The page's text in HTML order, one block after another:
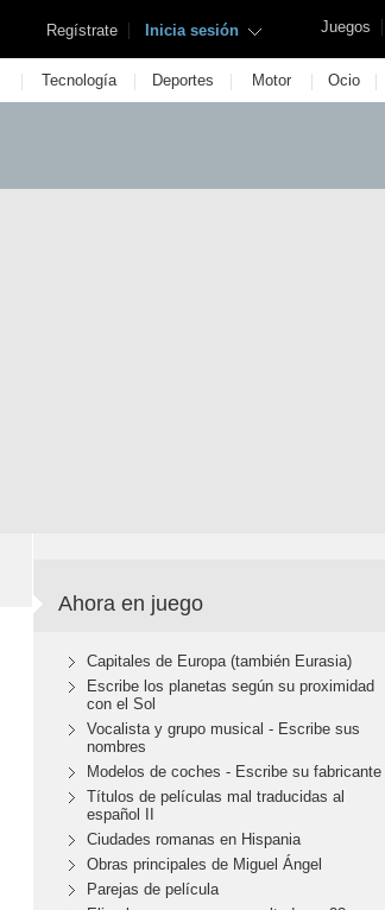
Juegos |
Regístrate | Inicia sesión
| Tecnología | Deportes | Motor | Ocio |
Ahora en juego
Capitales de Europa (también Eurasia)
Escribe los planetas según su proximidad
con el Sol
Vocalista y grupo musical - Escribe sus
nombres
Modelos de coches - Escribe su fabricante
Títulos de películas mal traducidas al
español II
Ciudades romanas en Hispania
Obras principales de Miguel Ángel
Parejas de película